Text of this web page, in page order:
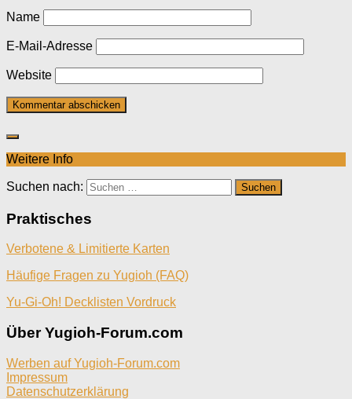
Name
E-Mail-Adresse
Website
Weitere Info
Suchen nach:
Praktisches
Verbotene & Limitierte Karten
Häufige Fragen zu Yugioh (FAQ)
Yu-Gi-Oh! Decklisten Vordruck
Über Yugioh-Forum.com
Werben auf Yugioh-Forum.com
Impressum
Datenschutzerklärung